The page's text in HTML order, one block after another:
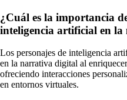
¿Cuál es la importancia
inteligencia artificial en
Los personajes de inteligencia
en la narrativa digital al
ofreciendo interacciones
en entornos virtuales.